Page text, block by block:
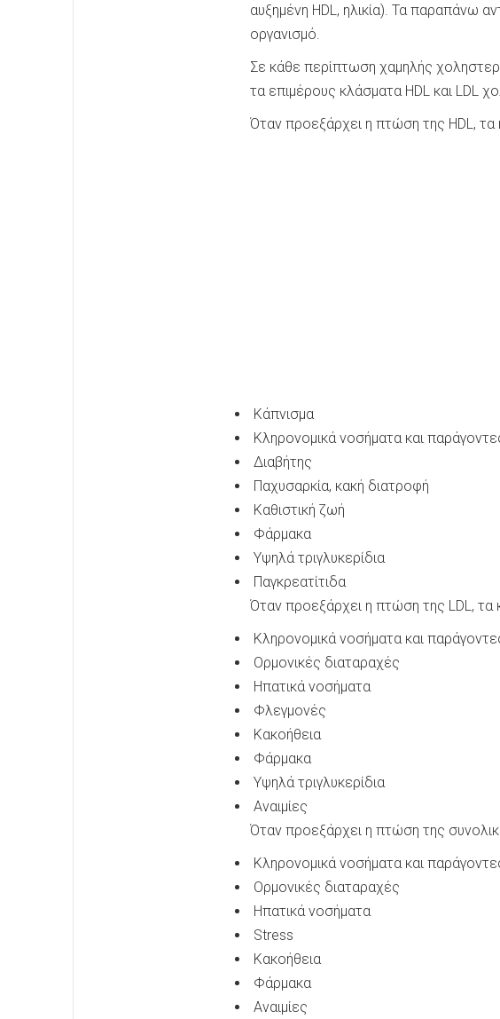
αυξημένη HDL, ηλικία). Τα παραπάνω
οργανισμό.
Σε κάθε περίπτωση χαμηλής
τα επιμέρους κλάσματα HDL και LDL
Όταν προεξάρχει η πτώση της HDL, τα
Kάπνισμα
Κληρονομικά νοσήματα και
Διαβήτης
Παχυσαρκία, κακή διατροφή
Καθιστική ζωή
Φάρμακα
Υψηλά τριγλυκερίδια
Παγκρεατίτιδα
Όταν προεξάρχει η πτώση της LDL, τα
Κληρονομικά νοσήματα και
Ορμονικές διαταραχές
Ηπατικά νοσήματα
Φλεγμονές
Κακοήθεια
Φάρμακα
Υψηλά τριγλυκερίδια
Αναιμίες
Όταν προεξάρχει η πτώση της
Κληρονομικά νοσήματα και
Ορμονικές διαταραχές
Ηπατικά νοσήματα
Stress
Κακοήθεια
Φάρμακα
Αναιμίες